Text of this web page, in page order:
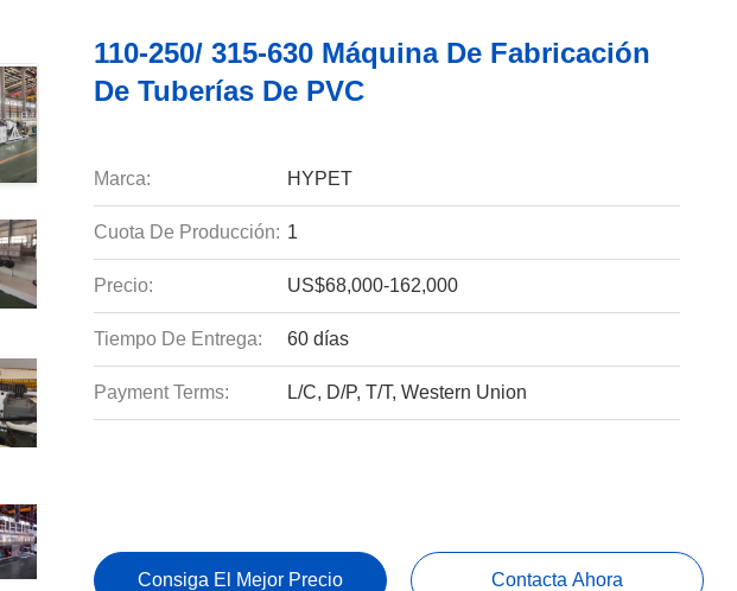
110-250/ 315-630 Máquina De Fabricación
De Tuberías De PVC
Marca: HYPET
Cuota De Producción: 1
Precio: US$68,000-162,000
Tiempo De Entrega: 60 días
Payment Terms: L/C, D/P, T/T, Western Union
Consiga El Mejor Precio Contacta Ahora